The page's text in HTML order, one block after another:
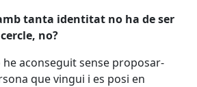
tanta identitat no ha de ser
no?
he aconseguit sense proposar-
que vingui i es posi en